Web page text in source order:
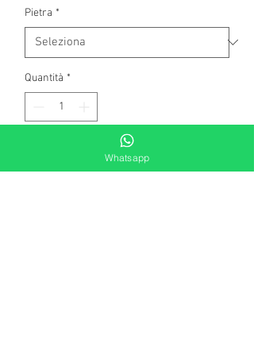
Pietra *
Quantità *
Aggiungi al carrello
Whatsapp